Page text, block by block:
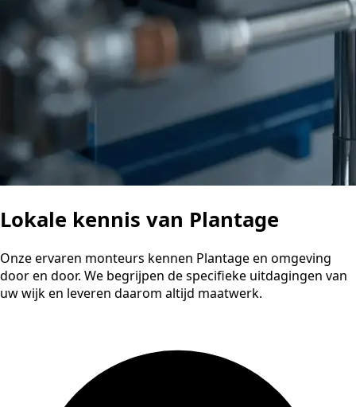
Lokale kennis van Plantage
Onze ervaren monteurs kennen Plantage en omgeving
door en door. We begrijpen de specifieke uitdagingen van
uw wijk en leveren daarom altijd maatwerk.